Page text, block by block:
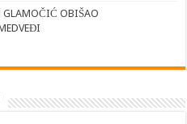
GLAMOČIĆ OBIŠAO